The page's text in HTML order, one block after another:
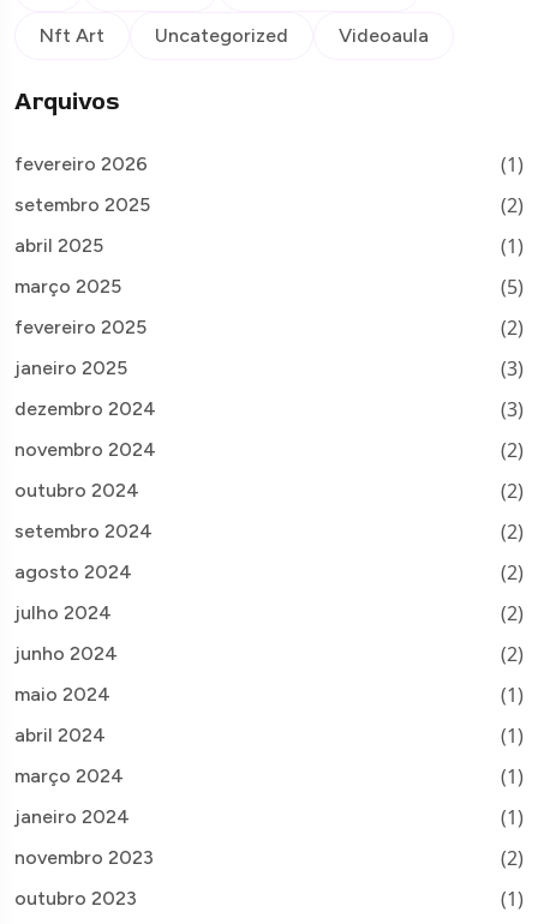
Nft Art Uncategorized Videoaula
Arquivos
fevereiro 2026 (1)
setembro 2025 (2)
abril 2025 (1)
março 2025 (5)
fevereiro 2025 (2)
janeiro 2025 (3)
dezembro 2024 (3)
novembro 2024 (2)
outubro 2024 (2)
setembro 2024 (2)
agosto 2024 (2)
julho 2024 (2)
junho 2024 (2)
maio 2024 (1)
abril 2024 (1)
março 2024 (1)
janeiro 2024 (1)
novembro 2023 (2)
outubro 2023 (1)